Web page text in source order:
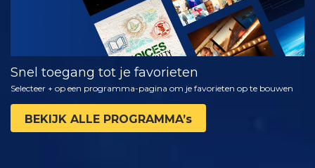
Snel toegang tot je favorieten
Selecteer + op een programma-pagina om je favorieten op te bouwen
BEKIJK ALLE PROGRAMMA’s